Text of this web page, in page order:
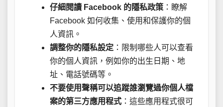
仔細閱讀 Facebook 的隱私政策：瞭解
Facebook 如何收集、使用和保護你的個
人資訊。
調整你的隱私設定 ：限制哪些人可以查看
你的個人資訊，例如你的出生日期、地
址、電話號碼等。
不要使用聲稱可以追蹤誰瀏覽過你個人檔
案的第三方應用程式 ：這些應用程式很可